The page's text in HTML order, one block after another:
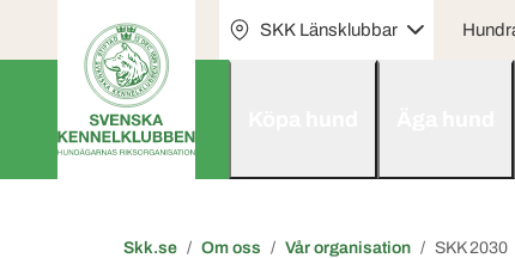
SKK Länsklubbar
Skk.se Om oss Vår organisation SKK 2030